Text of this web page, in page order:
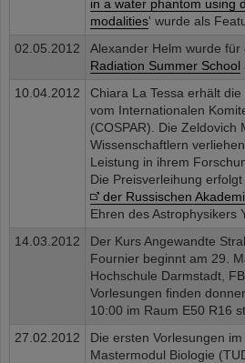
in a water phantom using
modalities' wurde als
02.05.2012
Alexander Helm wurde für
Radiation Summer School
10.04.2012
Chiara La Tessa erhält
vom Internationalen
(COSPAR). Die Zeldovich
Wissenschaftlern
Leistung in ihrem
Die Preisverleihung erfolgt
der Russischen
Ehren des Astrophysikers
14.03.2012
Der Kurs Angewandte
Fournier beginnt am 29.
Hochschule Darmstadt,
Vorlesungen finden
10:00 im Raum E50 R16
27.02.2012
Die ersten Vorlesungen
Mastermodul Biologie